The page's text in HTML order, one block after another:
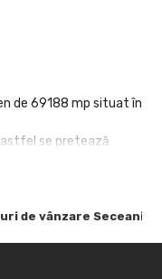
de vânzare Seceani
de 69188 mp situat în
se pretează
etc), având și acces